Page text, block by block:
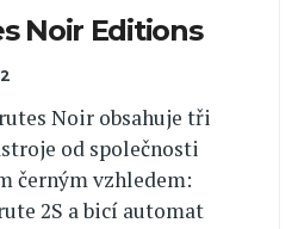
Noir Editions
Noir obsahuje tři
od společnosti
černým vzhledem:
2S a bicí automat